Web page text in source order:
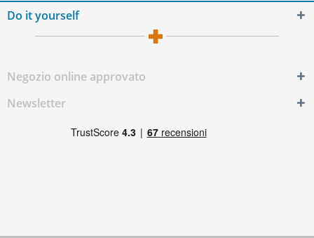
Do it yourself
Negozio online approvato
Newsletter